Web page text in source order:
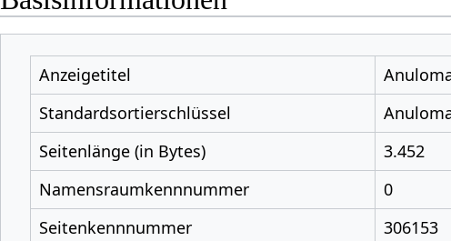
Anzeigetitel
Standardsortierschlüssel
Seitenlänge (in Bytes)
3.452
Namensraumkennnummer
0
Seitenkennnummer
306153